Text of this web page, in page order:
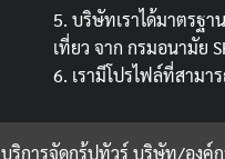
5. บริษัทเราได้มาตรฐ
เที่ยว จาก กรมอนามัย
6. เรามีโปรไฟล์ที่สามา
บริการจัดกรุ้ปทัวร์ บริษัท/องค์